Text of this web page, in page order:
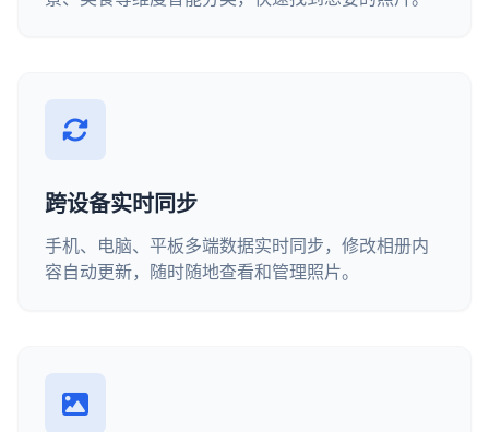
跨设备实时同步
手机、电脑、平板多端数据实时同步，修改相册内
容自动更新，随时随地查看和管理照片。